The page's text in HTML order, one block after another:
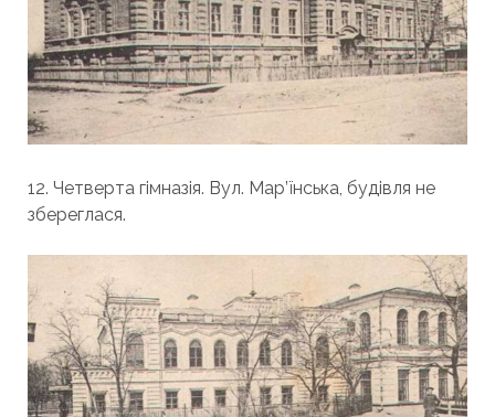
12. Четверта гімназія. Вул. Мар’їнська, будівля не
збереглася.